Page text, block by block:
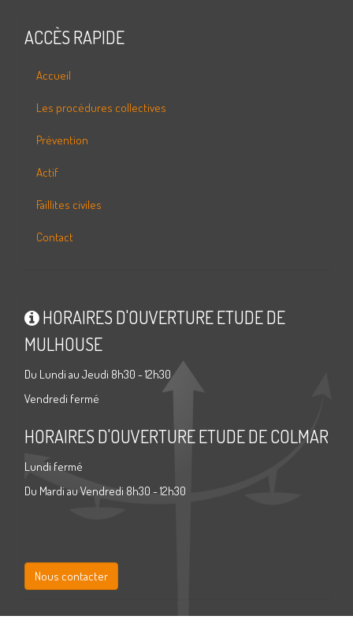
ACCÈS RAPIDE
Accueil
Les procédures collectives
Prévention
Actif
Faillites civiles
Contact
HORAIRES D'OUVERTURE ETUDE DE
MULHOUSE
Du Lundi au Jeudi 8h30 - 12h30
Vendredi fermé
HORAIRES D'OUVERTURE ETUDE DE COLMAR
Lundi fermé
Du Mardi au Vendredi 8h30 - 12h30
Nous contacter